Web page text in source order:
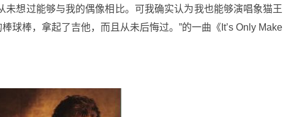
未想过能够与我的偶像相比。可我确实认为我也能够演唱象猫王
球棒，拿起了吉他，而且从未后悔过。”的一曲《It’s Only Make